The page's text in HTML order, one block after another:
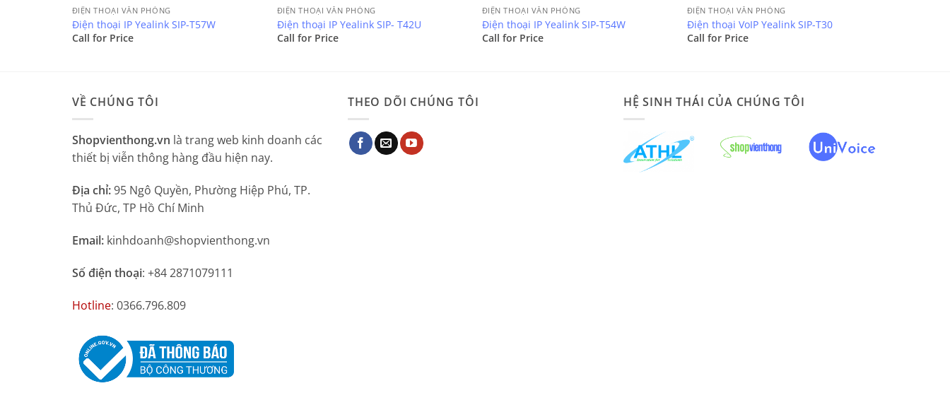
ĐIỆN THOẠI VĂN PHÒNG
Điện thoại IP Yealink SIP-T57W
Call for Price
ĐIỆN THOẠI VĂN PHÒNG
Điện thoại IP Yealink SIP- T42U
Call for Price
ĐIỆN THOẠI VĂN PHÒNG
Điện thoại IP Yealink SIP-T54W
Call for Price
ĐIỆN THOẠI VĂN PHÒNG
Điện thoại VoIP Yealink SIP-T30
Call for Price
VỀ CHÚNG TÔI
Shopvienthong.vn là trang web kinh doanh các
thiết bị viễn thông hàng đầu hiện nay.
Địa chỉ:95 Ngô Quyền, Phường Hiệp Phú, TP.
Thủ Đức, TP Hồ Chí Minh
Email: kinhdoanh@shopvienthong.vn
Số điện thoại: +84 2871079111
Hotline: 0366.796.809
THEO DÕI CHÚNG TÔI HỆ SINH THÁI CỦA CHÚNG TÔI